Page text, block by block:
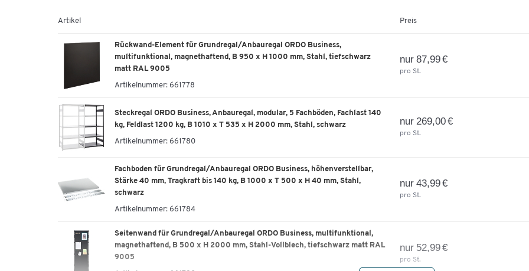
Farbe: tiefschwarz matt RAL 9005
Feldlast 1200 kg, B 810 x T 835 x H 2000 mm, Stahl, schwarz
Artikelnummer: 524178
Steckregal ORDO Business, Grundregal, modular, 5 Fachböden, Fachlast 185 kg,
Artikelnummer: 524181
Steckregal ORDO Business, Grundregal, modular, 5 Fachböden, Fachlast 185 kg,
Artikelnummer: 524184
Steckregal ORDO Business, Grundregal, modular, 5 Fachböden, Fachlast 185 kg,
Feldlast 1200 kg, B 1360 x T 635 x H 2000 mm, Stahl, schwarz
439,00 €
Steckregal ORDO Business, Grundregal, modular, 5 Fachböden, Fachlast 185 kg,
Feldlast 1200 kg, B 1360 x T 835 x H 2000 mm, Stahl, schwarz
499,00 €
Artikel Preis
Rückwand-Element für Grundregal/Anbauregal ORDO Business,
multifunktional, magnethaftend, B 950 x H 1000 mm, Stahl, tiefschwarz
matt RAL 9005
Artikelnummer: 661778
nur 87,99 €
pro St.
Steckregal ORDO Business, Anbauregal, modular, 5 Fachböden, Fachlast 140
kg, Feldlast 1200 kg, B 1010 x T 535 x H 2000 mm, Stahl, schwarz
Artikelnummer: 661780
nur 269,00 €
pro St.
Fachboden für Grundregal/Anbauregal ORDO Business, höhenverstellbar,
Stärke 40 mm, Tragkraft bis 140 kg, B 1000 x T 500 x H 40 mm, Stahl,
schwarz
Artikelnummer: 661784
nur 43,99 €
pro St.
Seitenwand für Grundregal/Anbauregal ORDO Business, multifunktional,
magnethaftend, B 500 x H 2000 mm, Stahl-Vollblech, tiefschwarz matt RAL
9005
nur 52,99 €
pro St.